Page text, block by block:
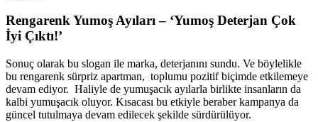
Rengarenk Yumoş Ayıları – ‘Yumoş Deterjan Çok
İyi Çıktı!’
Sonuç olarak bu slogan ile marka, deterjanını sundu. Ve böylelikle
bu rengarenk sürpriz apartman, toplumu pozitif biçimde etkilemeye
devam ediyor. Haliyle de yumuşacık ayılarla birlikte insanların da
kalbi yumuşacık oluyor. Kısacası bu etkiyle beraber kampanya da
güncel tutulmaya devam edilecek şekilde sürdürülüyor.